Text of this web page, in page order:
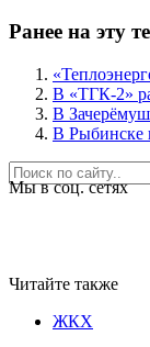
Ранее на эту
В «ТГК-2»
В
В Рыбинске
Мы в соц. сетях
Читайте также
ЖКХ